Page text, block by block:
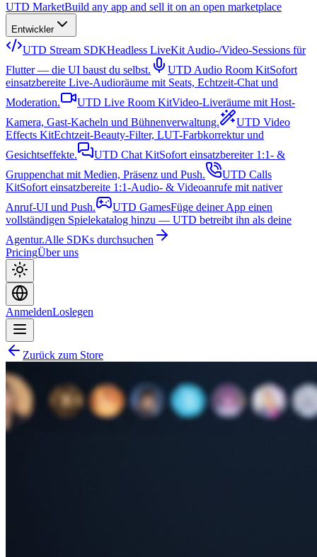
UTD MarketBuild any app and sell it on an open marketplace
Entwickler
UTD Stream SDKHeadless LiveKit Audio-/Video-Sessions für
Flutter — die UI baust du selbst.
UTD Audio Room KitSofort
einsatzbereite Live-Audioräume mit Seats, Echtzeit-Chat und
Moderation.
UTD Live Room KitVideo-Liveräume mit Host-
Kamera, Gast-Kacheln und Bühnenverwaltung.
UTD Video
Effects KitEchtzeit-Beauty-Filter, LUT-Farbkorrektur und
Gesichtseffekte.
UTD Chat KitSofort einsatzbereiter 1:1- &
Gruppenchat mit Medien, Präsenz und Push.
UTD Calls
KitSofort einsatzbereite 1:1-Audio- & Videoanrufe mit nativer
Anruf-UI und Push.
UTD GamesFüge deiner App einen
vollständigen Spielekatalog hinzu — UTD betreibt ihn als deine
Agentur.Alle SDKs durchsuchen
PricingÜber uns
AnmeldenLoslegen
Zurück zum Store